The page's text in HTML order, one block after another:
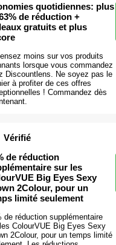
quotidiennes: plus
de réduction +
gratuits et plus
moins sur vos produits
lorsque vous commandez
Discountlens. Ne soyez pas le
à profiter de ces offres
! Commandez dès
Vérifié
de réduction
sur les
Big Eyes Sexy
2Colour, pour un
limité seulement
de réduction supplémentaire
ColourVUE Big Eyes Sexy
2Colour, pour un temps limité